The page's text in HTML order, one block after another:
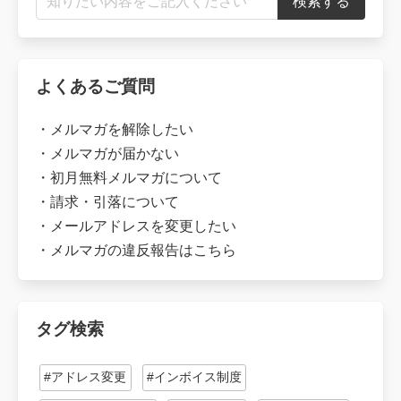
よくあるご質問
・ メルマガを解除したい
・ メルマガが届かない
・ 初月無料メルマガについて
・ 請求・引落について
・ メールアドレスを変更したい
・ メルマガの違反報告はこちら
タグ検索
#アドレス変更 #インボイス制度